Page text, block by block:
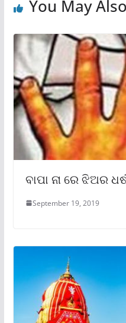
You May
ବାପା ନା ରେ ଝିଅର
September 19, 2019